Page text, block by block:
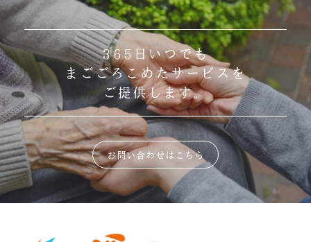
365日いつでも
まごごろこめたサービスを
ご提供します。
お問い合わせはこちら